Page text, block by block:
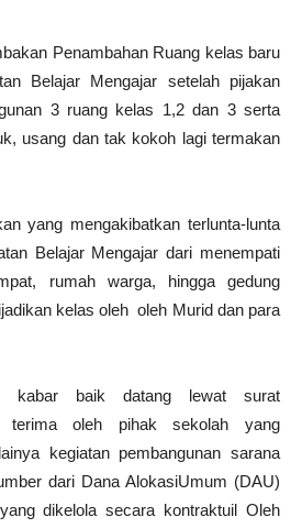
Penambahan Ruang kelas baru
Belajar Mengajar setelah pijakan
3 ruang kelas 1,2 dan 3 serta
usang dan tak kokoh lagi termakan
yang mengakibatkan terlunta-lunta
Belajar Mengajar dari menempati
rumah warga, hingga gedung
kelas oleh oleh Murid dan para
kabar baik datang lewat surat
terima oleh pihak sekolah yang
kegiatan pembangunan sarana
dari Dana AlokasiUmum (DAU)
dikelola secara kontraktuil Oleh